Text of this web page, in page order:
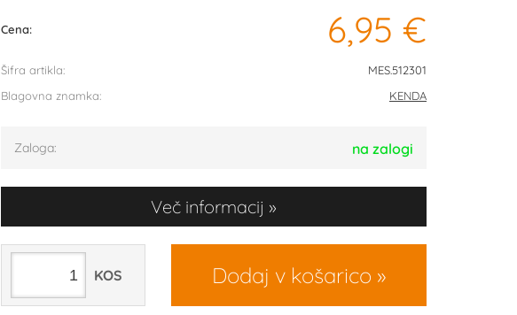
Cena: 6,95 €
Šifra artikla:
MES.512301
Blagovna znamka:
KENDA
Zaloga: na zalogi
Več informacij
Dodaj v košarico
KOS